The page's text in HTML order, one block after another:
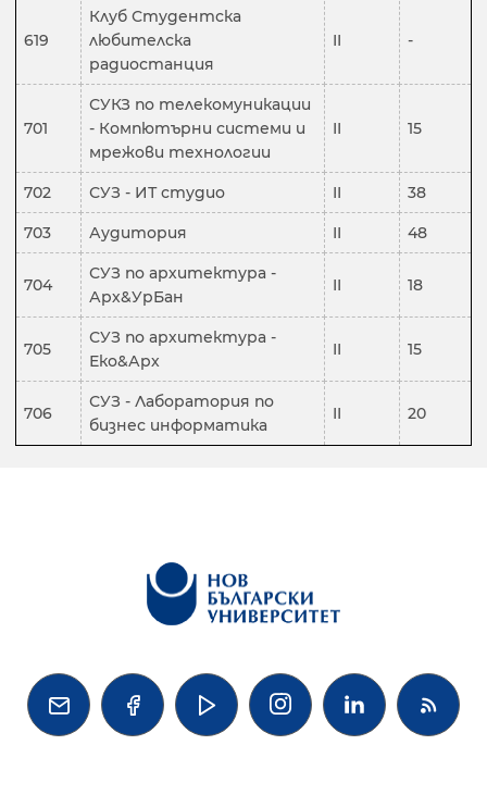
619
Клуб Студентска
любителска
радиостанция
II -
701
СУКЗ по телекомуникации
- Компютърни системи и
мрежови технологии
II 15
702 СУЗ - ИТ студио II 38
703 Аудитория II 48
704
СУЗ по архитектура -
Арх&УрБан
II 18
705
СУЗ по архитектура -
Еко&Арх
II 15
706
СУЗ - Лаборатория по
бизнес информатика
II 20
   